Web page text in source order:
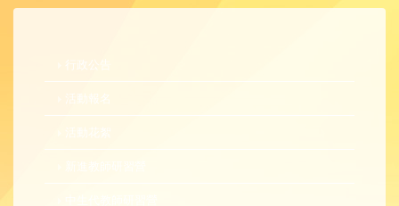
行政公告
活動報名
活動花絮
新進教師研習營